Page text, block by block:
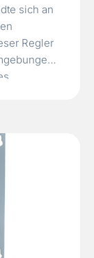
sich an
Regler